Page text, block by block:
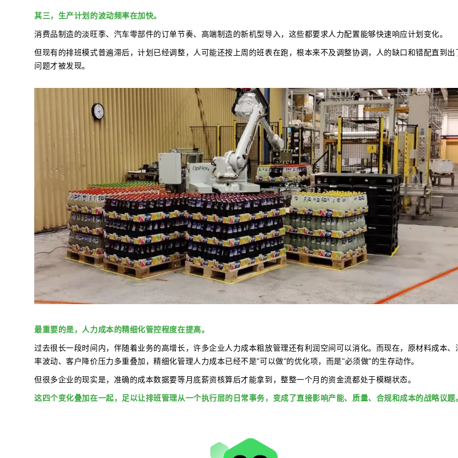
其三，生产计划的波动频率在加快。
消费品制造的淡旺季、汽车零部件的订单节奏、高端制造的新机型导入，这些都要求人力配置能够快速响应计划变化。
但现有的排班模式普遍滞后，计划已经调整，人可能还按上周的班表在跑，根本来不及调整协调，人的缺口和错配直到出
问题才被发现。
最重要的是，人力成本的精细化管控程度在提高。
过去很长一段时间内，伴随着业务的高增长，许多企业人力成本粗放管理还有利润空间可以消化。而现在，原材料成本、
率波动、客户降价压力多重叠加，精细化管理人力成本已经不是"可以做"的优化项，而是"必须做"的生存动作。
但很多企业的现实是，准确的成本数据要等月底薪资核算后才能拿到，整整一个月的资金流都处于模糊状态。
这四个变化叠加在一起，足以让排班管理从一个执行层的日常事务，变成了直接影响产能、质量、合规和成本的战略议题